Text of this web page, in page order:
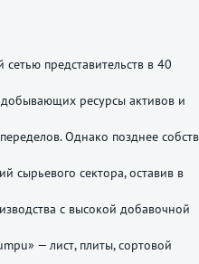
представительств в 40
ресурсы активов и
Однако позднее
сырьевого сектора, оставив в
с высокой добавочной
— лист, плиты, сортовой